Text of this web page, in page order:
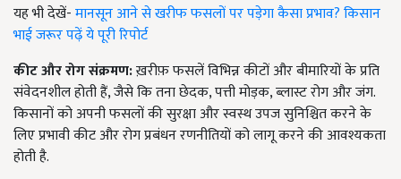
यह भी देखें-मानसून आने से खरीफ फसलों पर पड़ेगा कैसा प्रभाव? किसान
भाई जरूर पढ़ें ये पूरी रिपोर्ट
कीट और रोग संक्रमण:ख़रीफ़ फसलें विभिन्न कीटों और बीमारियों के प्रति
संवेदनशील होती हैं, जैसे कि तना छेदक, पत्ती मोड़क, ब्लास्ट रोग और जंग.
किसानों को अपनी फसलों की सुरक्षा और स्वस्थ उपज सुनिश्चित करने के
लिए प्रभावी कीट और रोग प्रबंधन रणनीतियों को लागू करने की आवश्यकता
होती है.